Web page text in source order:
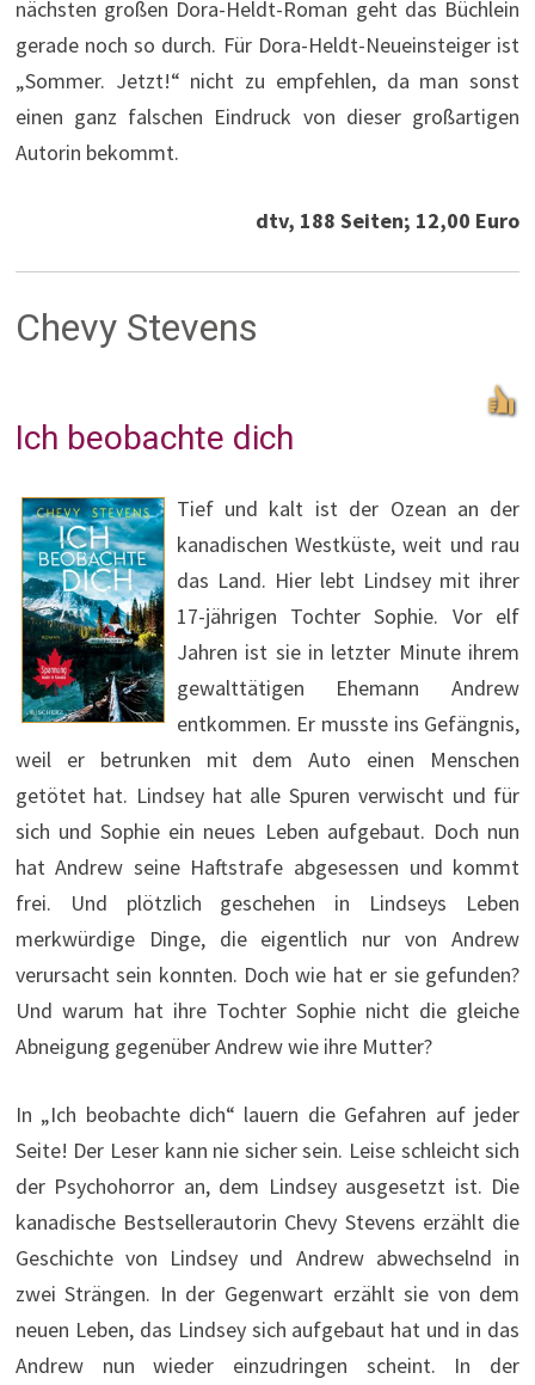
nächsten großen Dora-Heldt-Roman geht das Büchlein
gerade noch so durch. Für Dora-Heldt-Neueinsteiger ist
„Sommer. Jetzt!“ nicht zu empfehlen, da man sonst
einen ganz falschen Eindruck von dieser großartigen
Autorin bekommt.
dtv, 188 Seiten; 12,00 Euro
Chevy Stevens
Ich beobachte dich
Tief und kalt ist der Ozean an der
kanadischen Westküste, weit und rau
das Land. Hier lebt Lindsey mit ihrer
17-jährigen Tochter Sophie. Vor elf
Jahren ist sie in letzter Minute ihrem
gewalttätigen Ehemann Andrew
entkommen. Er musste ins Gefängnis,
weil er betrunken mit dem Auto einen Menschen
getötet hat. Lindsey hat alle Spuren verwischt und für
sich und Sophie ein neues Leben aufgebaut. Doch nun
hat Andrew seine Haftstrafe abgesessen und kommt
frei. Und plötzlich geschehen in Lindseys Leben
merkwürdige Dinge, die eigentlich nur von Andrew
verursacht sein konnten. Doch wie hat er sie gefunden?
Und warum hat ihre Tochter Sophie nicht die gleiche
Abneigung gegenüber Andrew wie ihre Mutter?
In „Ich beobachte dich“ lauern die Gefahren auf jeder
Seite! Der Leser kann nie sicher sein. Leise schleicht sich
der Psychohorror an, dem Lindsey ausgesetzt ist. Die
kanadische Bestsellerautorin Chevy Stevens erzählt die
Geschichte von Lindsey und Andrew abwechselnd in
zwei Strängen. In der Gegenwart erzählt sie von dem
neuen Leben, das Lindsey sich aufgebaut hat und in das
Andrew nun wieder einzudringen scheint. In der